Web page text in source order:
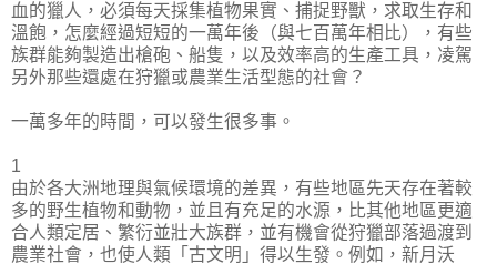
血的獵人，必須每天採集植物果實、捕捉野獸，求取生存和
溫飽，怎麼經過短短的一萬年後（與七百萬年相比），有些
族群能夠製造出槍砲、船隻，以及效率高的生產工具，凌駕
另外那些還處在狩獵或農業生活型態的社會？
一萬多年的時間，可以發生很多事。
1
由於各大洲地理與氣候環境的差異，有些地區先天存在著較
多的野生植物和動物，並且有充足的水源，比其他地區更適
合人類定居、繁衍並壯大族群，並有機會從狩獵部落過渡到
農業社會，也使人類「古文明」得以生發。例如，新月沃